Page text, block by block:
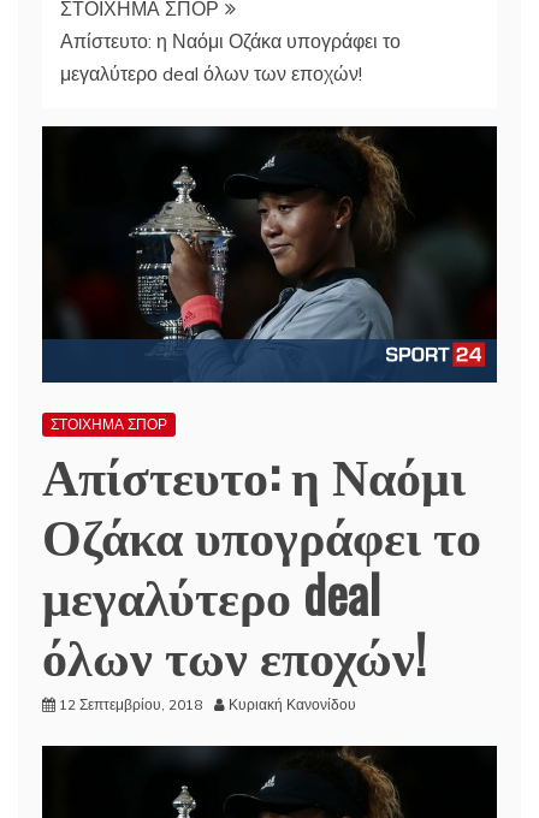
ΣΤΟΙΧΗΜΑ ΣΠΟΡ
Απίστευτο: η Ναόμι Οζάκα υπογράφει το
μεγαλύτερο deal όλων των εποχών!
ΣΤΟΙΧΗΜΑ ΣΠΟΡ
Απίστευτο: η Ναόμι
Οζάκα υπογράφει το
μεγαλύτερο deal
όλων των εποχών!
12 Σεπτεμβρίου, 2018 Κυριακή Κανονίδου